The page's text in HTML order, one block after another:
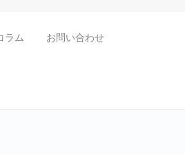
ラム お問い合わせ